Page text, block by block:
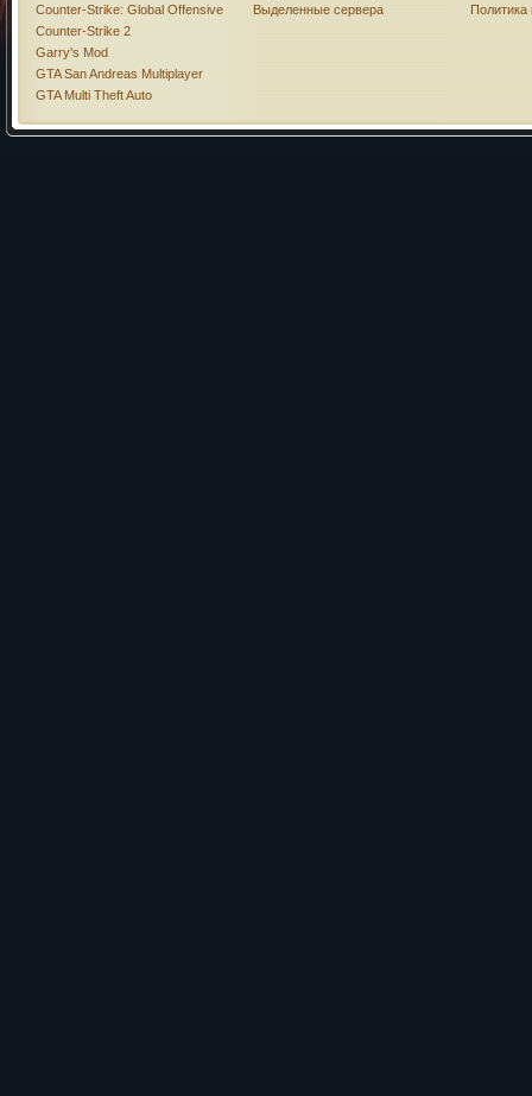
Counter-Strike: Global Offensive
Counter-Strike 2
Garry's Mod
GTA San Andreas Multiplayer
GTA Multi Theft Auto
Выделенные сервера
Политика